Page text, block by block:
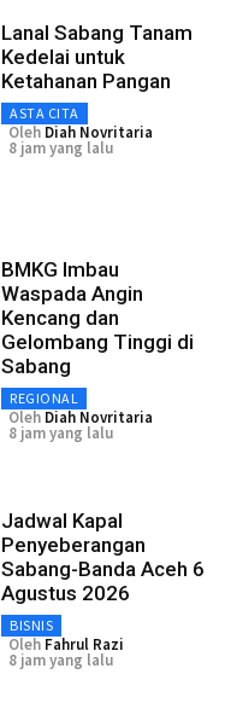
Lanal Sabang Tanam
Kedelai untuk
Ketahanan Pangan
ASTA CITA
Oleh Diah Novritaria
8 jam yang lalu
BMKG Imbau
Waspada Angin
Kencang dan
Gelombang Tinggi di
Sabang
REGIONAL
Oleh Diah Novritaria
8 jam yang lalu
Jadwal Kapal
Penyeberangan
Sabang-Banda Aceh 6
Agustus 2026
BISNIS
Oleh Fahrul Razi
8 jam yang lalu